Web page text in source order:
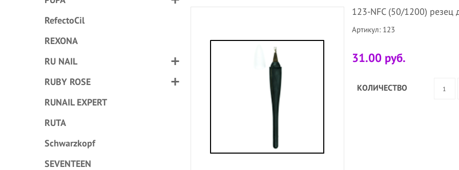
RefectoCil
REXONA
RU NAIL
RUBY ROSE
RUNAIL EXPERT
RUTA
Schwarzkopf
SEVENTEEN
123-NFC (50/1200) резец
Артикул: 123
31.00 руб.
КОЛИЧЕСТВО